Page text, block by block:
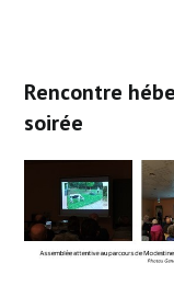
Rencontre
soirée